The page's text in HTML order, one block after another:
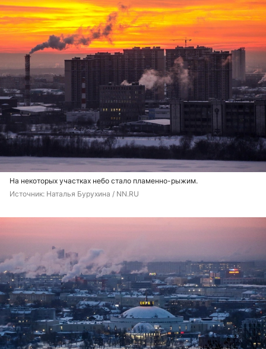
На некоторых участках небо стало пламенно-рыжим.
Источник: Наталья Бурухина / NN.RU